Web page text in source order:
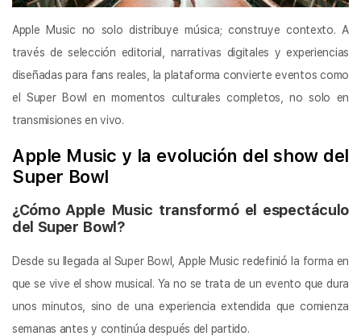
Apple Music no solo distribuye música; construye contexto. A
través de selección editorial, narrativas digitales y experiencias
diseñadas para fans reales, la plataforma convierte eventos como
el Super Bowl en momentos culturales completos, no solo en
transmisiones en vivo.
Apple Music y la evolución del show del
Super Bowl
¿Cómo Apple Music transformó el espectáculo
del Super Bowl?
Desde su llegada al Super Bowl, Apple Music redefinió la forma en
que se vive el show musical. Ya no se trata de un evento que dura
unos minutos, sino de una experiencia extendida que comienza
semanas antes y continúa después del partido.